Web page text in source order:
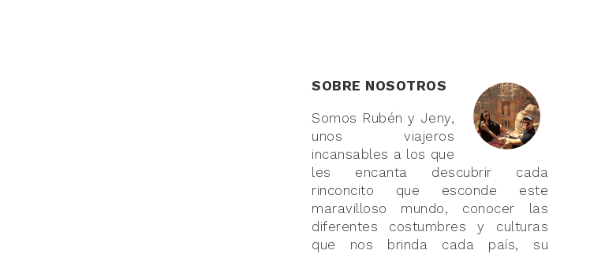
SOBRE NOSOTROS
Somos Rubén y Jeny,
unos viajeros
incansables a los que
les encanta descubrir cada
rinconcito que esconde este
maravilloso mundo, conocer las
diferentes costumbres y culturas
que nos brinda cada país, su